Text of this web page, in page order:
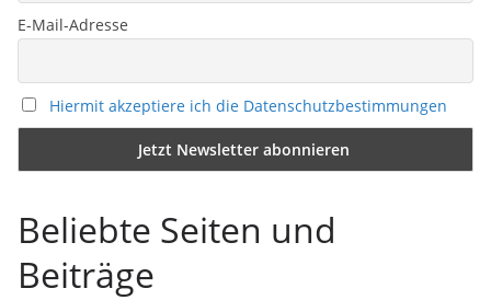
E-Mail-Adresse
Hiermit akzeptiere ich die Datenschutzbestimmungen
Beliebte Seiten und
Beiträge